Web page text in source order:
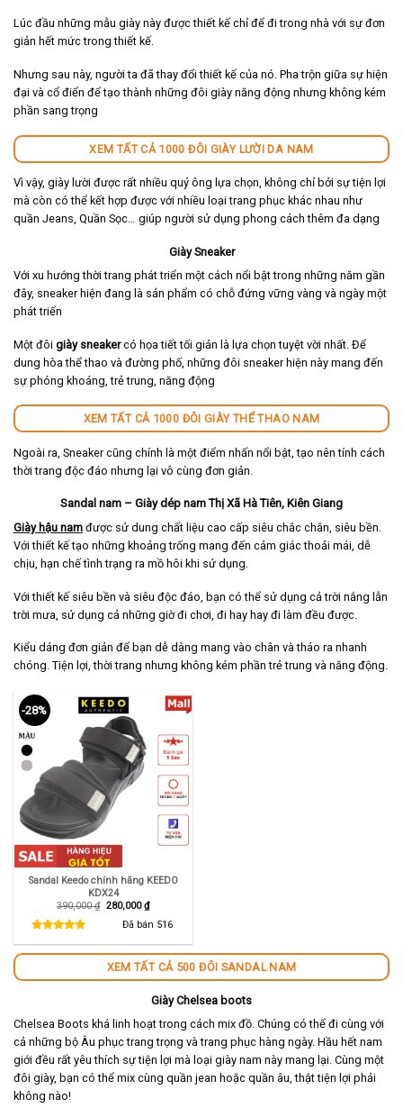
Lúc đầu những mẫu giày này được thiết kế chỉ để đi trong nhà với sự đơn
giản hết mức trong thiết kế.
Nhưng sau này, người ta đã thay đổi thiết kế của nó. Pha trộn giữa sự hiện
đại và cổ điển để tạo thành những đôi giày năng động nhưng không kém
phần sang trọng
XEM TẤT CẢ 1000 ĐÔI GIÀY LƯỜI DA NAM
Vì vậy, giày lười được rất nhiều quý ông lựa chọn, không chỉ bởi sự tiện lợi
mà còn có thể kết hợp được với nhiều loại trang phục khác nhau như
quần Jeans, Quần Sọc… giúp người sử dụng phong cách thêm đa dạng
Giày Sneaker
Với xu hướng thời trang phát triển một cách nổi bật trong những năm gần
đây, sneaker hiện đang là sản phẩm có chỗ đứng vững vàng và ngày một
phát triển
Một đôi giày sneakercó họa tiết tối giản là lựa chọn tuyệt vời nhất. Để
dung hòa thể thao và đường phố, những đôi sneaker hiện này mang đến
sự phóng khoáng, trẻ trung, năng động
XEM TẤT CẢ 1000 ĐÔI GIÀY THỂ THAO NAM
Ngoài ra, Sneaker cũng chính là một điểm nhấn nổi bật, tạo nên tính cách
thời trang độc đáo nhưng lại vô cùng đơn giản.
Sandal nam – Giày dép nam Thị Xã Hà Tiên, Kiên Giang
Giày hậu nam được sử dung chất liệu cao cấp siêu chắc chắn, siêu bền.
Với thiết kế tạo những khoảng trống mang đến cảm giác thoải mái, dễ
chịu, hạn chế tình trạng ra mồ hôi khi sử dụng.
Với thiết kế siêu bền và siêu độc đáo, bạn có thể sử dụng cả trời nắng lẫn
trời mưa, sử dụng cả những giờ đi chơi, đi hay hay đi làm đều được.
Kiểu dáng đơn giản để bạn dễ dàng mang vào chân và tháo ra nhanh
chóng. Tiện lợi, thời trang nhưng không kém phần trẻ trung và năng động.
-28%
Sandal Keedo chính hãng KEEDO
KDX24
390,000₫ Giá
280,000₫Giá
hiện
tại
Đã bán 516
XEM TẤT CẢ 500 ĐÔI SANDAL NAM
Giày Chelsea boots
Chelsea Boots khá linh hoạt trong cách mix đồ. Chúng có thể đi cùng với
cả những bộ Âu phục trang trọng và trang phục hàng ngày. Hầu hết nam
giới đều rất yêu thích sự tiện lợi mà loại giày nam này mang lại. Cùng một
đôi giày, bạn có thể mix cùng quần jean hoặc quần âu, thật tiện lợi phải
không nào!